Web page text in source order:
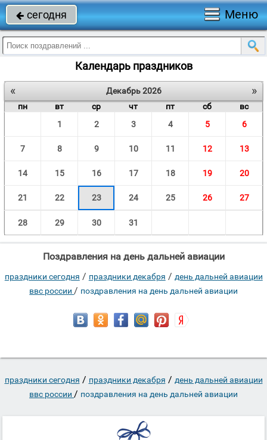
 сегодня Меню
Календарь праздников
« »
Декабрь 2026
пн
вт ср чт пт сб
вс
1
2 3 4 5 6
7 8 9 10 11 12 13
14 15 16 17 18 19 20
21 22 23 24 25 26 27
28 29 30 31
Поздравления на день дальней авиации
праздники сегодня / праздники декабря / день дальней авиации
ввс россии / поздравления на день дальней авиации
праздники сегодня / праздники декабря / день дальней авиации
ввс россии / поздравления на день дальней авиации